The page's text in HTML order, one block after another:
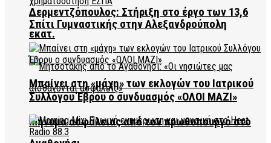
Δερμεντζόπουλος: Στήριξη στο έργο των 13,6
εκατ.
Μήνυμα ασφάλειας από τον πρωθυπουργό στο
Σπίτι Γυμναστικής στην Αλεξανδρούπολη
Μπαίνει στη «μάχη» των εκλογών του Ιατρικού
Συλλόγου Έβρου ο συνδυασμός «ΟΛΟΙ ΜΑΖΙ»